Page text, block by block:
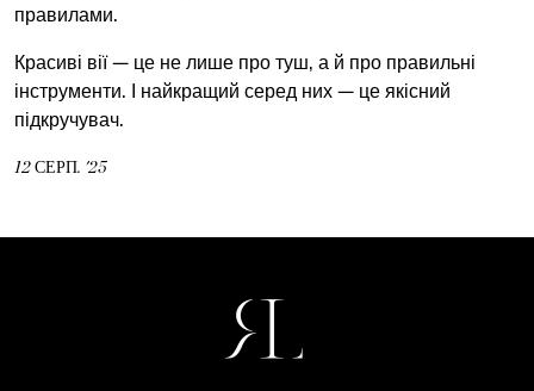
правилами.
Красиві вії — це не лише про туш, а й про правильні
інструменти. І найкращий серед них — це якісний
підкручувач.
12СЕРП. '25
Пошук...